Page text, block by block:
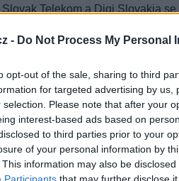
- Do Not Process My Personal
opt-out of the sale, sharing to third
for targeted advertising by
selection. Please note that after your
interest-based ads based on
to third parties prior to your
of your personal information by
information may also be
Participants that may further disclose
Telekom a Digi Slovakia se
stanice
“Rivalové“, “Nářez“ nebo
do nabídek Magio Televízia XL
přidává tuto filmovou stanici